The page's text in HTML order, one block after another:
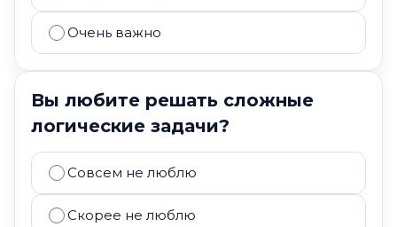
Очень важно
Вы любите решать сложные
логические задачи?
Совсем не люблю
Скорее не люблю